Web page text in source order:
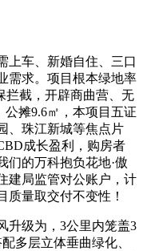
车、新婚自住、三口
需求。项目根本绿地率
拦截，开辟商曲营、无
摊9.6㎡，本项目五证
、珠江新城等焦点片
成长盈利，购房者
们的万科抱负花地·傲
建局监管对公账户，计
质量取交付不变性！
级为，3公里内笼盖3
多层立体垂曲绿化、